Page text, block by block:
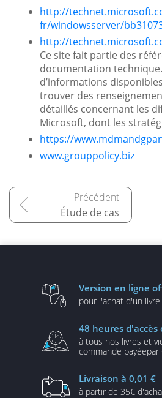
http://
fr/windowsserver/
http://
Ce site fait partie des
documentation
d’informations
trouver des
détaillés concernant les
Microsoft, dont les
https://
www.grouppolicy.biz
Étude de cas
Version en ligne
pour l'achat d'un
48 heures
à tous nos livres et
commande payéepar
Livraison à 0,01 €
à partir de 35€